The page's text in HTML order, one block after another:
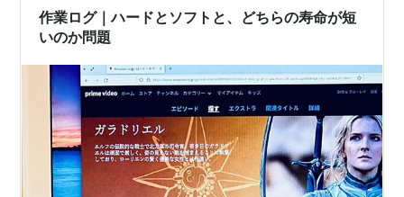
作業ログ｜ハードとソフトと、どちらの寿命が短
いのか問題